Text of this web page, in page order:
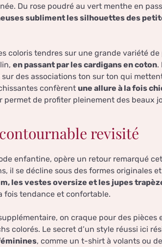
Du rose poudré au vert menthe en
subliment les silhouettes des
coloris tendres sur une grande variété de
en passant par les cardigans en coton.
des associations ton sur ton qui
confèrent une allure à la fois
permet de profiter pleinement des beaux
revisité
enfantine, opère un retour remarqué
il se décline sous des formes originales
les vestes oversize et les jupes
fois tendance et confortable.
on craque pour des pièces
colorés. Le secret d’un style réussi ici
, comme un t-shirt à volants ou